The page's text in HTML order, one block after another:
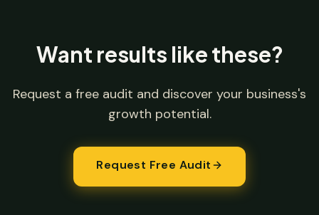
Want results like these?
Request a free audit and discover your business's
growth potential.
Request Free Audit